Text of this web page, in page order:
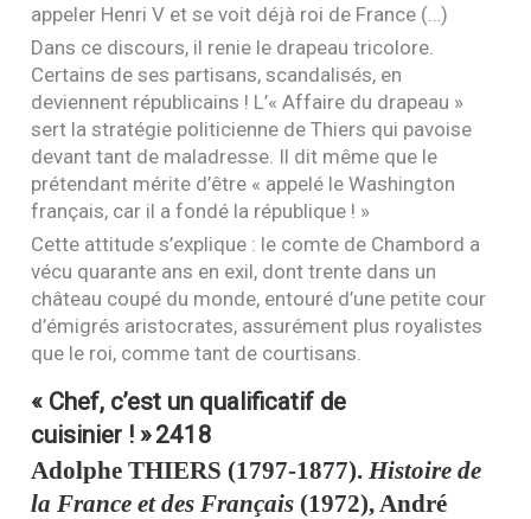
appeler Henri V et se voit déjà roi de France (…)
Dans ce discours, il renie le drapeau tricolore.
Certains de ses partisans, scandalisés, en
deviennent républicains ! L’« Affaire du drapeau »
sert la stratégie politicienne de Thiers qui pavoise
devant tant de maladresse. Il dit même que le
prétendant mérite d’être « appelé le Washington
français, car il a fondé la république ! »
Cette attitude s’explique : le comte de Chambord a
vécu quarante ans en exil, dont trente dans un
château coupé du monde, entouré d’une petite cour
d’émigrés aristocrates, assurément plus royalistes
que le roi, comme tant de courtisans.
« Chef, c’est un qualificatif de
cuisinier ! »2418
AdolpheTHIERS (1797-1877). Histoire de
la France et des Français (1972), André